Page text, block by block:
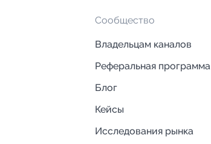
Сообщество
Владельцам каналов
Реферальная программа
Блог
Кейсы
Исследования рынка